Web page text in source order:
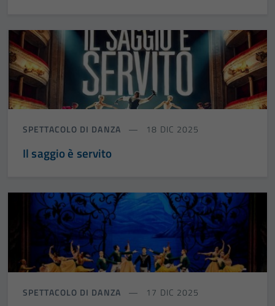
SPETTACOLO DI DANZA 18 DIC 2025
Il saggio è servito
SPETTACOLO DI DANZA 17 DIC 2025